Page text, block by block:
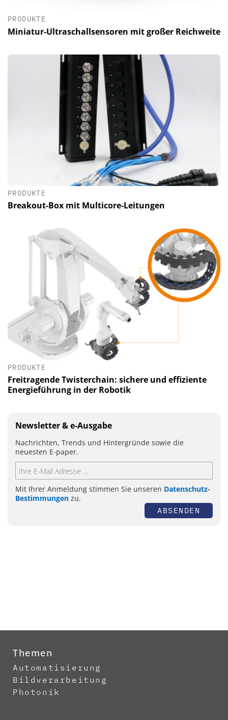
PRODUKTE
Miniatur-Ultraschallsensoren mit großer Reichweite
PRODUKTE
Breakout-Box mit Multicore-Leitungen
PRODUKTE
Freitragende Twisterchain: sichere und effiziente
Energieführung in der Robotik
Newsletter & e-Ausgabe
Nachrichten, Trends und Hintergründe sowie die
neuesten E-paper.
Mit Ihrer Anmeldung stimmen Sie unseren Datenschutz-
Bestimmungen zu.
ABSENDEN
Themen
Automatisierung
Bildverarbeitung
Photonik